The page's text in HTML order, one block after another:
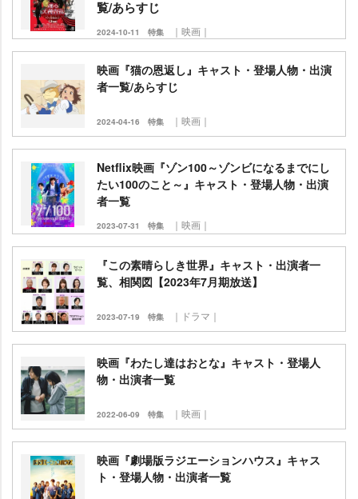
覧/あらすじ
2024-10-11 特集 ｜映画｜
映画『猫の恩返し』キャスト・登場人物・出演
者一覧/あらすじ
2024-04-16 特集 ｜映画｜
Netflix映画『ゾン100～ゾンビになるまでにし
たい100のこと～』キャスト・登場人物・出演
者一覧
2023-07-31 特集 ｜映画｜
『この素晴らしき世界』キャスト・出演者一
覧、相関図【2023年7月期放送】
2023-07-19 特集 ｜ドラマ｜
映画『わたし達はおとな』キャスト・登場人
物・出演者一覧
2022-06-09 特集 ｜映画｜
映画『劇場版ラジエーションハウス』キャス
ト・登場人物・出演者一覧